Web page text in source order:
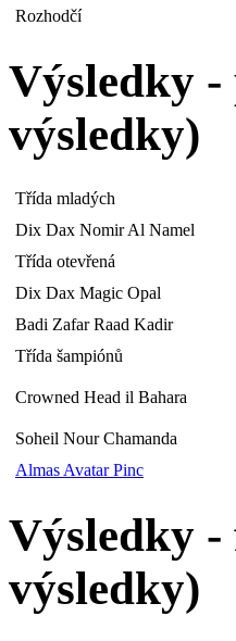
Rozhodčí
Výsledky -
výsledky)
Třída mladých
Dix Dax Nomir Al Namel
Třída otevřená
Dix Dax Magic Opal
Badi Zafar Raad Kadir
Třída šampiónů
Crowned Head il Bahara
Soheil Nour Chamanda
Almas Avatar Pinc
Výsledky -
výsledky)